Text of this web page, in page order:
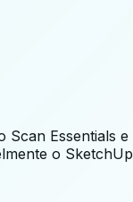
Essentials
o